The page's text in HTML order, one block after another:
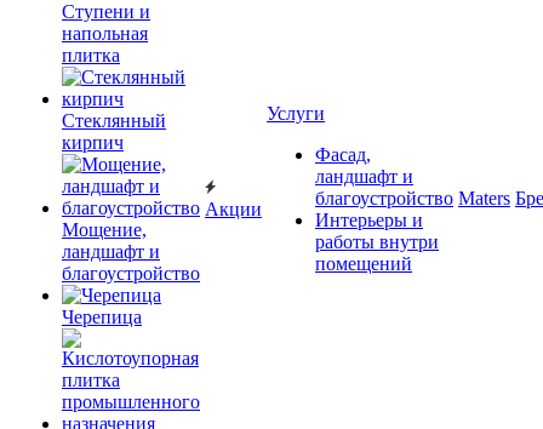
Ступени и
напольная
плитка
Cтеклянный
кирпич
Мощение,
ландшафт и
благоустройство
Черепица
Акции
Услуги
Фасад,
ландшафт и
благоустройство
Интерьеры и
работы внутри
помещений
Maters